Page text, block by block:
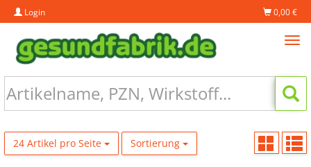
Login 0,00 €
24 Artikel pro Seite Sortierung